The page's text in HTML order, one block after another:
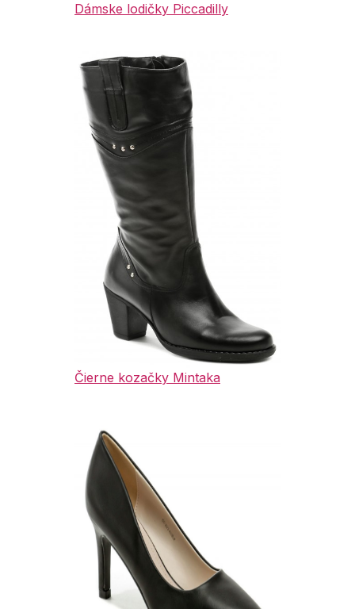
Dámske lodičky Piccadilly
Čierne kozačky Mintaka